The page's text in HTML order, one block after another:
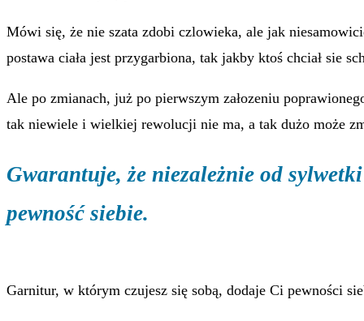
Mówi się, że nie szata zdobi czlowieka, ale jak
postawa ciała jest przygarbiona, tak jakby ktoś chciał sie
Ale po zmianach, już po pierwszym załozeniu
tak niewiele i wielkiej rewolucji nie ma, a tak dużo może
Gwarantuje, że niezależnie od
pewność siebie.
Garnitur, w którym czujesz się sobą, dodaje Ci pewności